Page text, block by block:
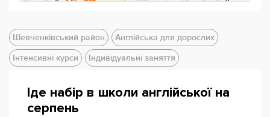
Шевченківський район
Англійська для дорослих
Інтенсивні курси
Індивідуальні заняття
Іде набір в школи англійської на
серпень